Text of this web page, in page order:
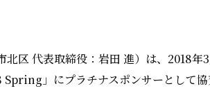
区 代表取締役：岩田 進）は、2018年
」にプラチナスポンサーとして協